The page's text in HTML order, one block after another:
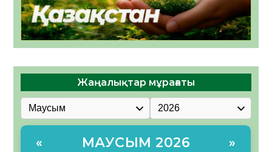
Жаңалықтар мұрағаты
« МАУСЫМ 2026 »